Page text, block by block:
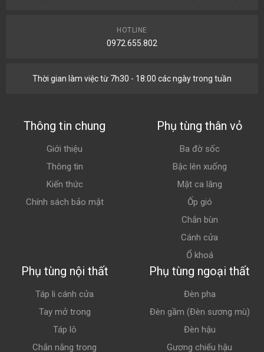
HOTLINE
0972.655.802
Thời gian làm việc từ 7h30 - 18:00 các ngày trong tuần
Thông tin chung
Giới thiệu
Thông tin
Kiến thức
Chính sách bảo mật
Phụ tùng thân vỏ
Ba đờ sốc
Bậc lên xuống
Mặt ca lăng
Ốp gió
Chắn bùn
Cánh cửa
Ổ khoá
Phụ tùng nội thất
Táp li cánh cửa
Tay mở trong
Táp lô
Chắn nắng trong
Phụ tùng ngoại thất
Đèn pha
Đèn gầm (Đèn sương mù)
Đèn hậu
Gương chiếu hậu